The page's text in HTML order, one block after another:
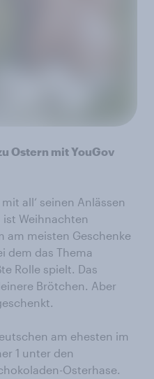
Ostern mit YouGov
all‘ seinen Anlässen
Weihnachten
am meisten Geschenke
dem das Thema
Rolle spielt. Das
Brötchen. Aber
am ehesten im
1 unter den
Osterhase.